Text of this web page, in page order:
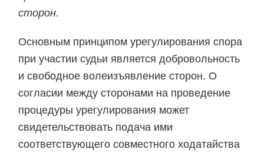
сторон.
Основным принципом урегулирования спора
при участии судьи является добровольность
и свободное волеизъявление сторон. О
согласии между сторонами на проведение
процедуры урегулирования может
свидетельствовать подача ими
соответствующего совместного ходатайства